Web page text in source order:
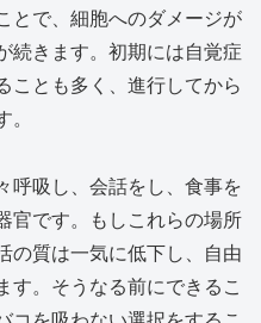
とで、細胞へのダメージが
続きます。初期には自覚症
ことも多く、進行してから
。
呼吸し、会話をし、食事を
官です。もしこれらの場所
の質は一気に低下し、自由
す。そうなる前にできるこ